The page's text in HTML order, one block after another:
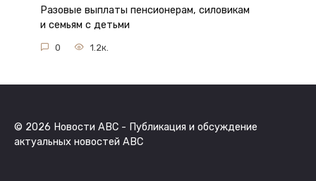
Разовые выплаты пенсионерам, силовикам
и семьям с детьми
0 1.2к.
© 2026 Новости ABC - Публикация и обсуждение
актуальных новостей ABC